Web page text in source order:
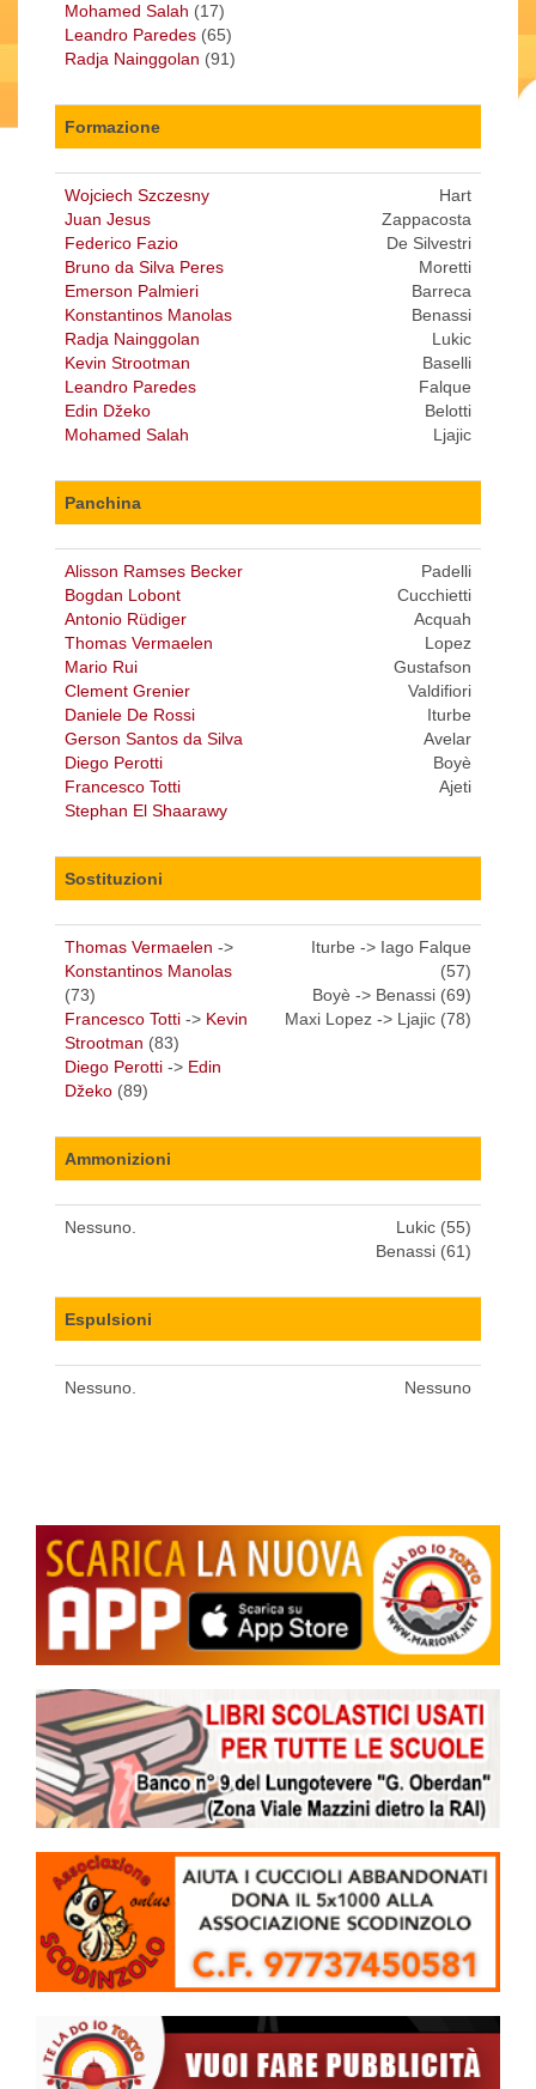
Mohamed Salah (17)
Leandro Paredes (65)
Radja Nainggolan (91)
Formazione
Wojciech Szczesny
Juan Jesus
Federico Fazio
Bruno da Silva Peres
Emerson Palmieri
Konstantinos Manolas
Radja Nainggolan
Kevin Strootman
Leandro Paredes
Edin Džeko
Mohamed Salah
Hart
Zappacosta
De Silvestri
Moretti
Barreca
Benassi
Lukic
Baselli
Falque
Belotti
Ljajic
Panchina
Alisson Ramses Becker
Bogdan Lobont
Antonio Rüdiger
Thomas Vermaelen
Mario Rui
Clement Grenier
Daniele De Rossi
Gerson Santos da Silva
Diego Perotti
Francesco Totti
Stephan El Shaarawy
Padelli
Cucchietti
Acquah
Lopez
Gustafson
Valdifiori
Iturbe
Avelar
Boyè
Ajeti
Sostituzioni
Thomas Vermaelen ->
Konstantinos Manolas
(73)
Francesco Totti -> Kevin
Strootman (83)
Diego Perotti -> Edin
Džeko (89)
Iturbe -> Iago Falque
(57)
Boyè -> Benassi (69)
Maxi Lopez -> Ljajic (78)
Ammonizioni
Nessuno.
Lukic (55)
Benassi (61)
Espulsioni
Nessuno. Nessuno